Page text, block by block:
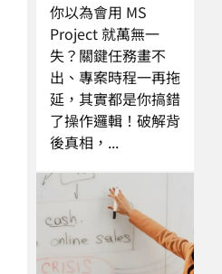
你以為會用 MS
Project 就萬無一
失？關鍵任務畫不
出、專案時程一再拖
延，其實都是你搞錯
了操作邏輯！破解背
後真相，...